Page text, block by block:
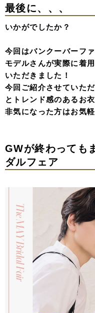
最後に、、、
いかがでしたか？
今回はバンクーバーフ
モデルさんが実際に着
いただきました！
今回ご紹介させていた
とトレンド感のあるお
非気になった方はお気
GWが終わっても
ダルフェア